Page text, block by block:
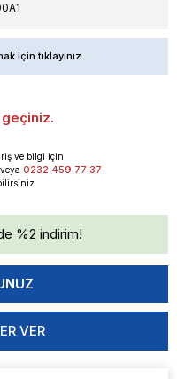
için tıklayınız
geçiniz.
ve bilgi için
0232 459 77 37
%2 indirim!
VER